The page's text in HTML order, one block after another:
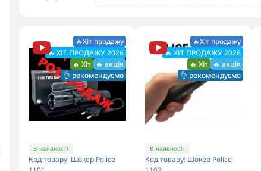
🔥Хіт продажу
🔥 ХІТ ПРОДАЖУ 2026
🔥 Хіт 🔥 акція
👌 рекомендуємо
В наявності
Код товару: Шокер Police
🔥Хіт продажу
🔥 ХІТ ПРОДАЖУ 2026
🔥 Хіт
🔥 акція
👌 рекомендуємо
В наявності
Код товару: Шокер Police